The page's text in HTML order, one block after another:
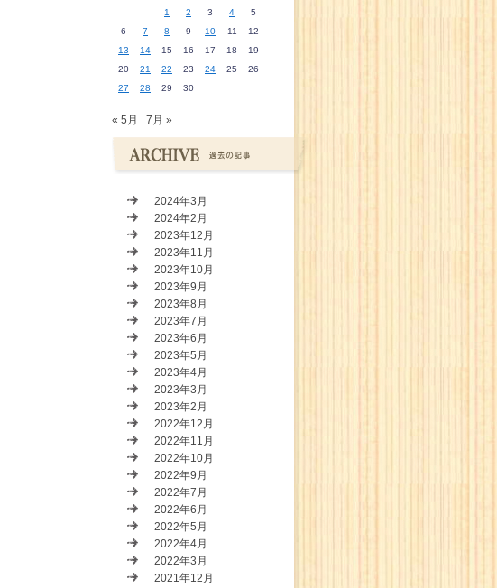
1 2 3 4
5
6
7 8 9 10 11
12
13
14 15 16 17 18
19
20
21 22 23 24 25
26
27
28 29 30
« 5月 7月 »
2024年3月
2024年2月
2023年12月
2023年11月
2023年10月
2023年9月
2023年8月
2023年7月
2023年6月
2023年5月
2023年4月
2023年3月
2023年2月
2022年12月
2022年11月
2022年10月
2022年9月
2022年7月
2022年6月
2022年5月
2022年4月
2022年3月
2021年12月